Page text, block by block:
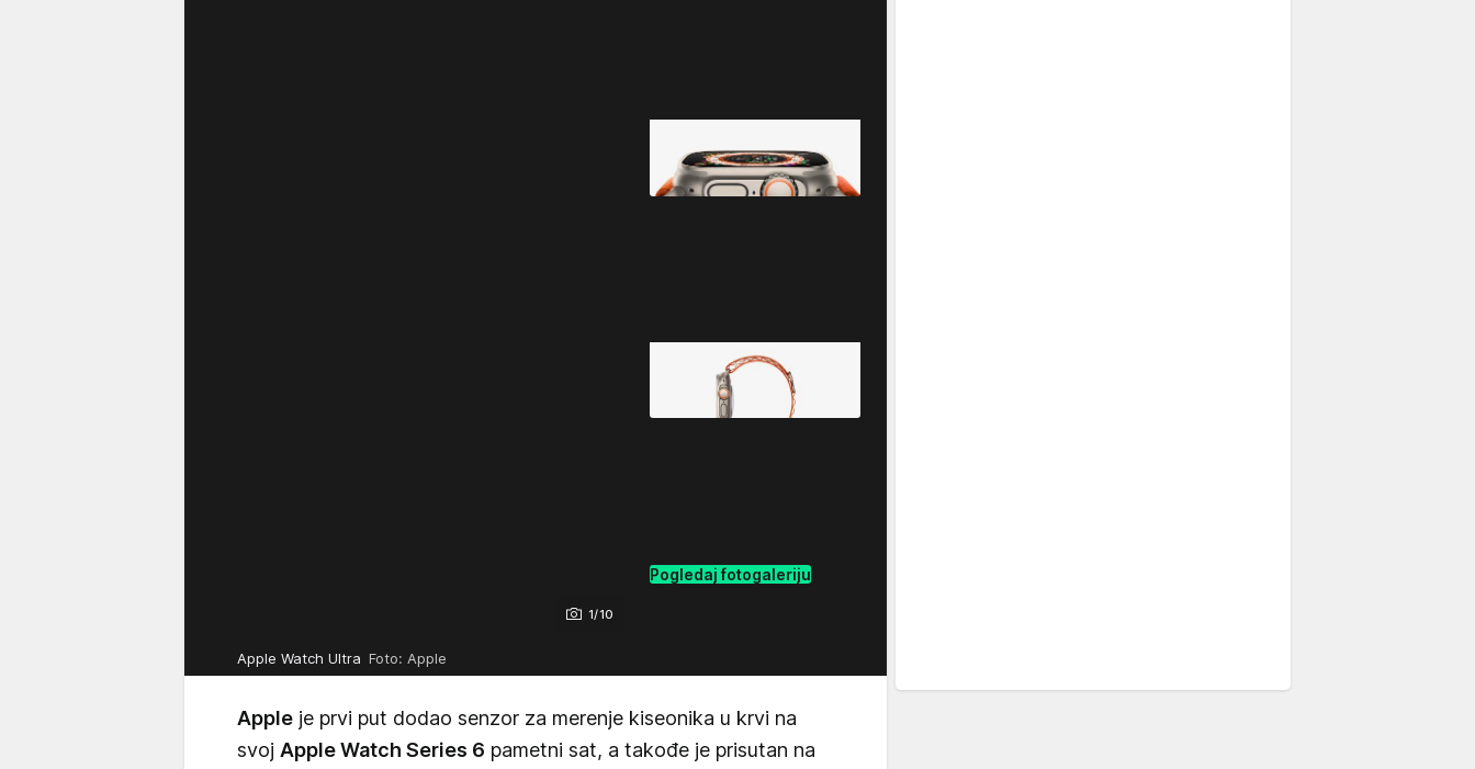
1/10
Pogledaj fotogaleriju
Apple Watch Ultra Foto: Apple
Apple je prvi put dodao senzor za merenje kiseonika u krvi na
svoj Apple Watch Series 6 pametni sat, a takođe je prisutan na